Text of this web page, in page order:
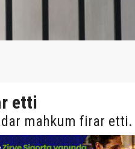
etti
mahkum firar etti.